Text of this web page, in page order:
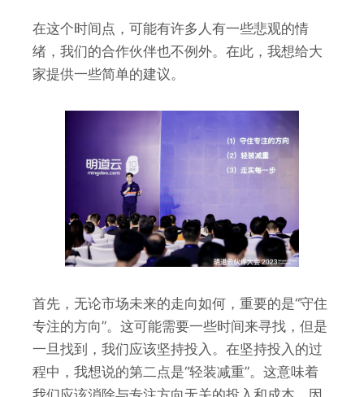
在这个时间点，可能有许多人有一些悲观的情
绪，我们的合作伙伴也不例外。在此，我想给大
家提供一些简单的建议。
首先，无论市场未来的走向如何，重要的是“守住
专注的方向”。这可能需要一些时间来寻找，但是
一旦找到，我们应该坚持投入。在坚持投入的过
程中，我想说的第二点是“轻装减重”。这意味着